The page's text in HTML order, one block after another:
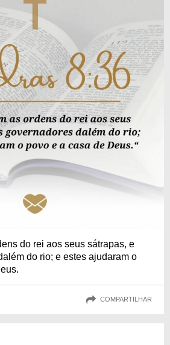
do rei aos seus sátrapas, e
do rio; e estes ajudaram o
COMPARTILHAR